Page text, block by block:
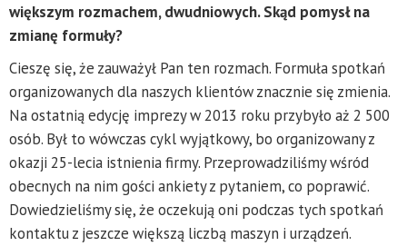
większym rozmachem, dwudniowych. Skąd pomysł na
zmianę formuły?
Cieszę się, że zauważył Pan ten rozmach. Formuła spotkań
organizowanych dla naszych klientów znacznie się zmienia.
Na ostatnią edycję imprezy w 2013 roku przybyło aż 2 500
osób. Był to wówczas cykl wyjątkowy, bo organizowany z
okazji 25-lecia istnienia firmy. Przeprowadziliśmy wśród
obecnych na nim gości ankiety z pytaniem, co poprawić.
Dowiedzieliśmy się, że oczekują oni podczas tych spotkań
kontaktu z jeszcze większą liczbą maszyn i urządzeń.